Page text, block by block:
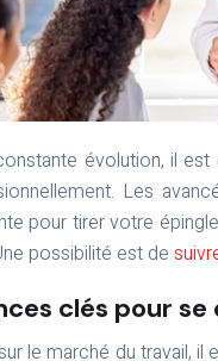
Les
pour tirer votre
possibilité est de
clés pour se
le marché du travail,